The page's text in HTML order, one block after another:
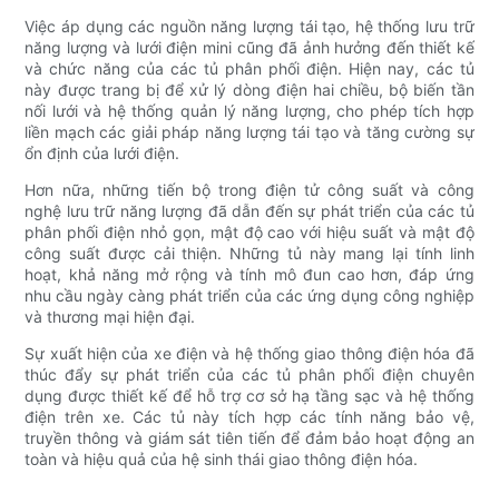
Việc áp dụng các nguồn năng lượng tái tạo, hệ thống lưu trữ
năng lượng và lưới điện mini cũng đã ảnh hưởng đến thiết kế
và chức năng của các tủ phân phối điện. Hiện nay, các tủ
này được trang bị để xử lý dòng điện hai chiều, bộ biến tần
nối lưới và hệ thống quản lý năng lượng, cho phép tích hợp
liền mạch các giải pháp năng lượng tái tạo và tăng cường sự
ổn định của lưới điện.
Hơn nữa, những tiến bộ trong điện tử công suất và công
nghệ lưu trữ năng lượng đã dẫn đến sự phát triển của các tủ
phân phối điện nhỏ gọn, mật độ cao với hiệu suất và mật độ
công suất được cải thiện. Những tủ này mang lại tính linh
hoạt, khả năng mở rộng và tính mô đun cao hơn, đáp ứng
nhu cầu ngày càng phát triển của các ứng dụng công nghiệp
và thương mại hiện đại.
Sự xuất hiện của xe điện và hệ thống giao thông điện hóa đã
thúc đẩy sự phát triển của các tủ phân phối điện chuyên
dụng được thiết kế để hỗ trợ cơ sở hạ tầng sạc và hệ thống
điện trên xe. Các tủ này tích hợp các tính năng bảo vệ,
truyền thông và giám sát tiên tiến để đảm bảo hoạt động an
toàn và hiệu quả của hệ sinh thái giao thông điện hóa.